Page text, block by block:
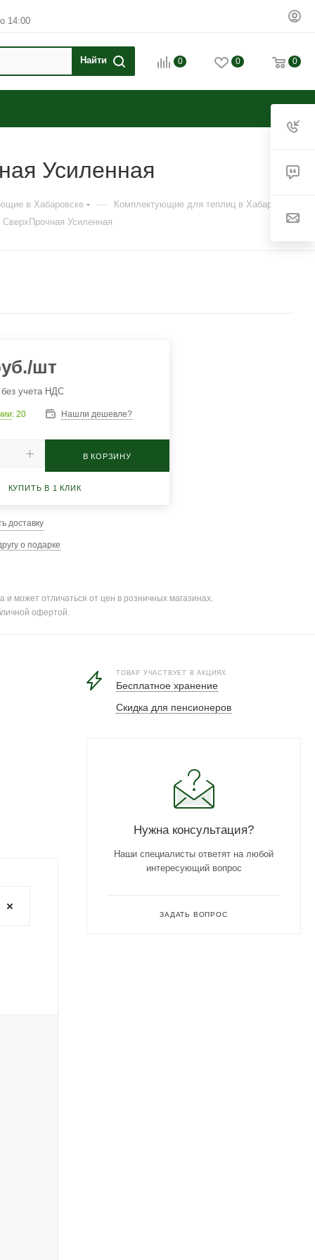
14:00
0 0 0
Усиленная
в Хабаровске — Комплектующие для теплиц в Хабаровске
Усиленная
/шт
без учета НДС
: 20 Нашли дешевле?
В КОРЗИНУ
КУПИТЬ В 1 КЛИК
доставку
о подарке
и может отличаться от цен в розничных магазинах.
офертой.
ТОВАР УЧАСТВУЕТ В АКЦИЯХ
Бесплатное хранение
Скидка для пенсионеров
Нужна консультация?
Наши специалисты ответят на любой
интересующий вопрос
ЗАДАТЬ ВОПРОС